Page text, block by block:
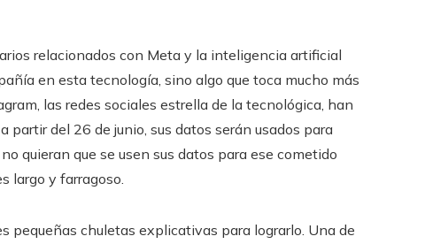
relacionados con Meta y la inteligencia artificial
en esta tecnología, sino algo que toca mucho más
las redes sociales estrella de la tecnológica, han
partir del 26 de junio, sus datos serán usados para
quieran que se usen sus datos para ese cometido
largo y farragoso.
pequeñas chuletas explicativas para lograrlo. Una de